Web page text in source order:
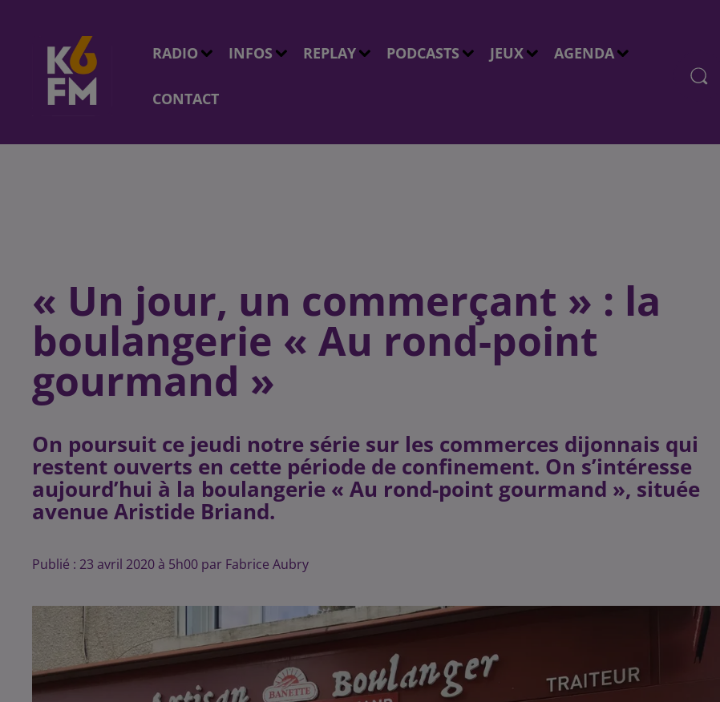
RADIO INFOS REPLAY PODCASTS JEUX AGENDA
CONTACT
« Un jour, un commerçant » : la
boulangerie « Au rond-point
gourmand »
On poursuit ce jeudi notre série sur les commerces dijonnais qui
restent ouverts en cette période de confinement. On s’intéresse
aujourd’hui à la boulangerie « Au rond-point gourmand », située
avenue Aristide Briand.
Publié : 23 avril 2020 à 5h00 par Fabrice Aubry